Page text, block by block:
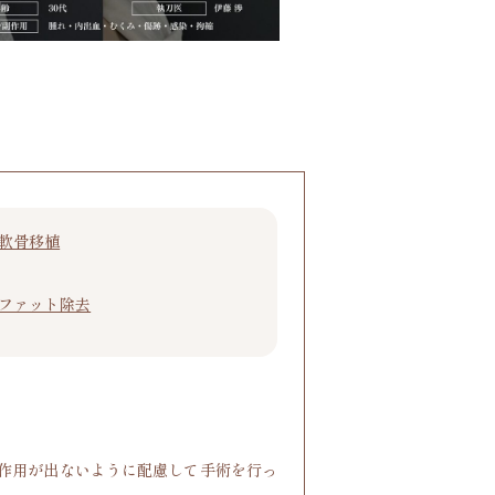
骨移植
ァット除去
用が出ないように配慮して手術を行っ